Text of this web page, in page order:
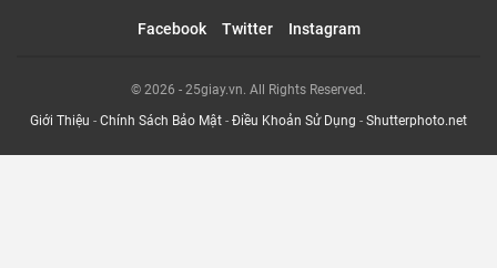
Facebook Twitter Instagram
© 2026 - 25giay.vn. All Rights Reserved.
Giới Thiệu - Chính Sách Bảo Mật - Điều Khoản Sử Dụng - Shutterphoto.net